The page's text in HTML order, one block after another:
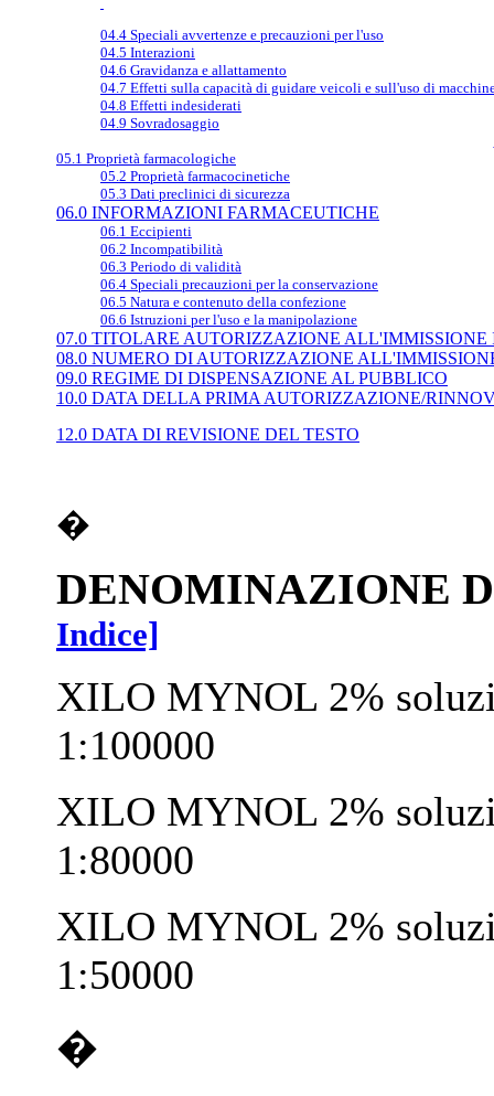
04.4 Speciali avvertenze e precauzioni per l'uso
04.5 Interazioni
04.6 Gravidanza e allattamento
04.7 Effetti sulla capacità di guidare veicoli e sull'uso di
04.8 Effetti indesiderati
04.9 Sovradosaggio
05.1 Proprietà farmacologiche
05.2 Proprietà farmacocinetiche
05.3 Dati preclinici di sicurezza
06.0 INFORMAZIONI FARMACEUTICHE
06.1 Eccipienti
06.2 Incompatibilità
06.3 Periodo di validità
06.4 Speciali precauzioni per la conservazione
06.5 Natura e contenuto della confezione
06.6 Istruzioni per l'uso e la manipolazione
07.0 TITOLARE AUTORIZZAZIONE ALL'IMMISSIONE
08.0 NUMERO DI AUTORIZZAZIONE
09.0 REGIME DI DISPENSAZIONE AL PUBBLICO
10.0 DATA DELLA PRIMA AUTORIZZAZIONE/
12.0 DATA DI REVISIONE DEL TESTO
�
DENOMINAZIONE
Indice]
XILO MYNOL 2%
1:100000
XILO MYNOL 2%
1:80000
XILO MYNOL 2%
1:50000
�